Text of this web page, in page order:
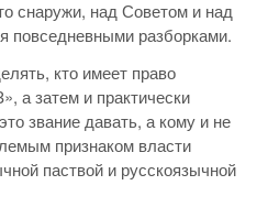
снаружи, над Советом и над
разборками.
кто имеет право
а затем и практически
звание давать, а кому и не
признаком власти
паствой и русскоязычной